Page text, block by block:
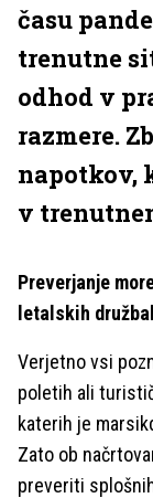
času
trenutne
odhod v
razmere.
napotkov,
v
Preverjanje
letalskih
Verjetno vsi
poletih ali
katerih je
Zato ob
preveriti